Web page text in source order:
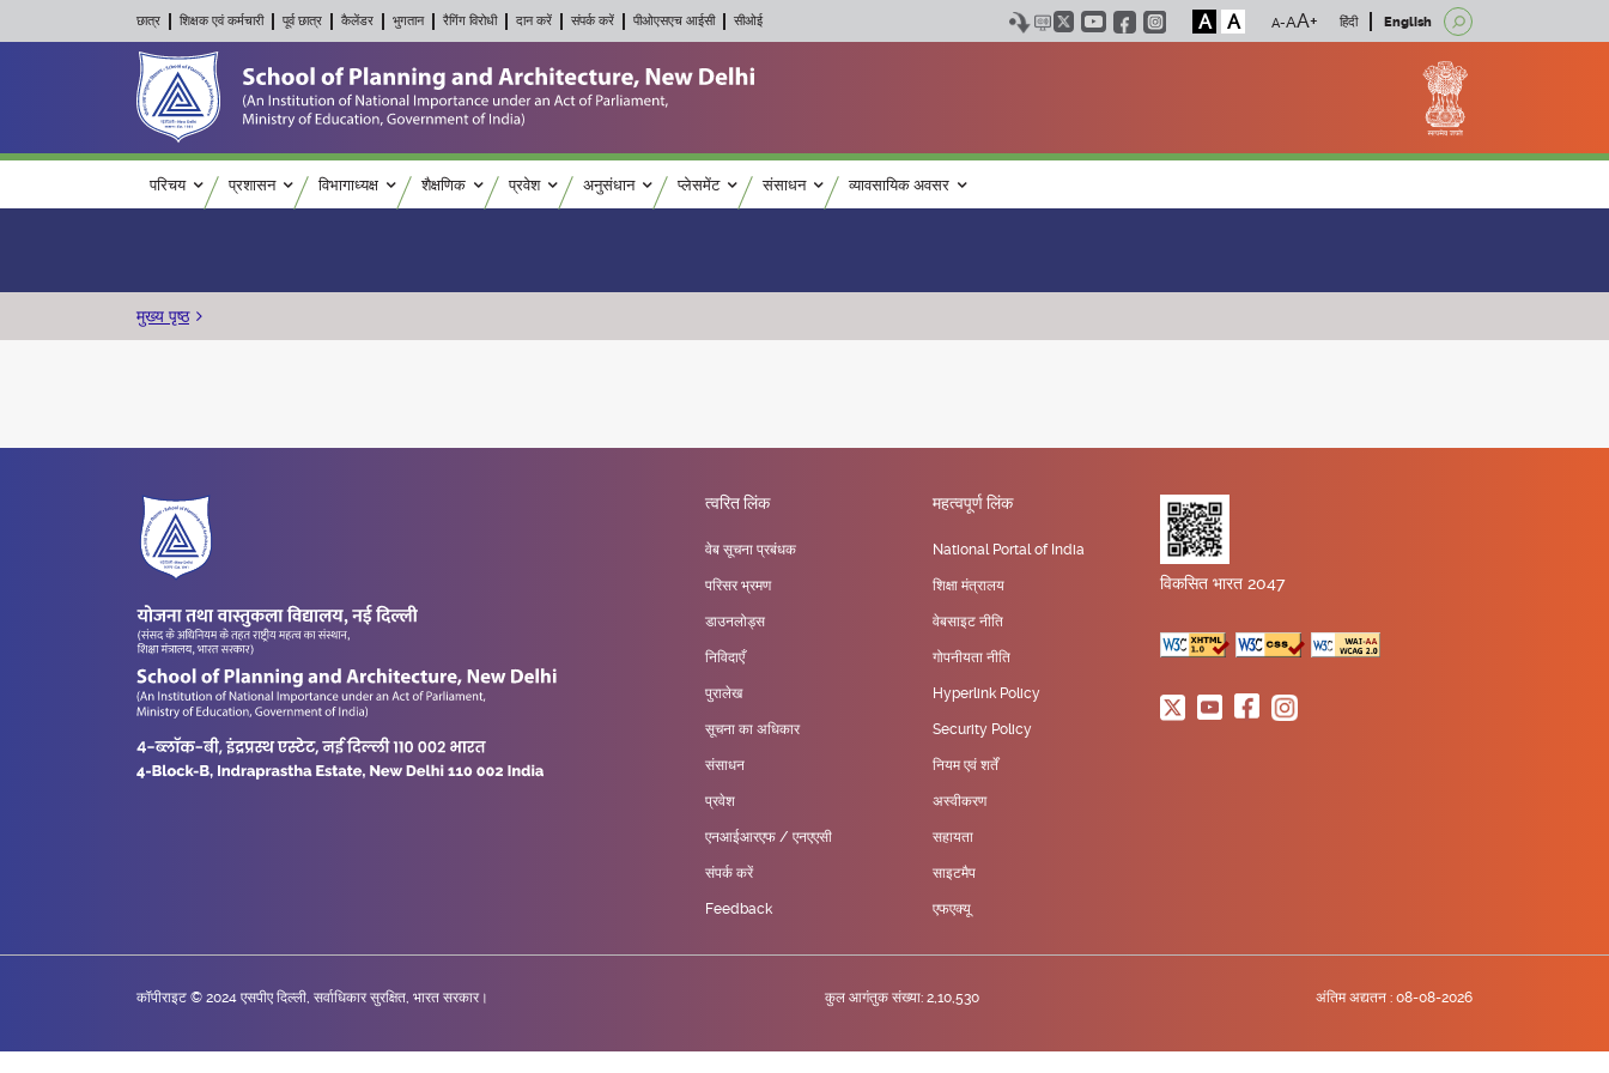
छात्र शिक्षक एवं कर्मचारी पूर्व छात्र कैलेंडर भुगतान रैगिंग विरोधी दान करें संपर्क करें पीओएसएच आईसी सीओई A A हिंदी English
Main navigation
परिचय प्रशासन विभागाध्यक्ष शैक्षणिक प्रवेश अनुसंधान प्लेसमेंट संसाधन व्यावसायिक अवसर
पग चिन्ह
मुख्य पृष्ठ
त्वरित लिंक
वेब सूचना प्रबंधक
परिसर भ्रमण
डाउनलोड्स
निविदाएँ
पुरालेख
सूचना का अधिकार
संसाधन
प्रवेश
एनआईआरएफ / एनएएसी
संपर्क करें
Feedback
महत्वपूर्ण लिंक
National Portal of India
शिक्षा मंत्रालय
वेबसाइट नीति
गोपनीयता नीति
Hyperlink Policy
Security Policy
नियम एवं शर्तें
अस्वीकरण
सहायता
साइटमैप
एफएक्यू
विकसित भारत 2047
कॉपीराइट © 2024 एसपीए दिल्ली, सर्वाधिकार सुरक्षित, भारत सरकार। कुल आगंतुक संख्या: 2,10,530 अंतिम अद्यतन : 08-08-2026